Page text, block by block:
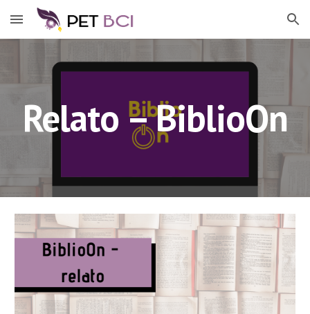
Skip to main content Skip to navigation
Relato – BiblioOn